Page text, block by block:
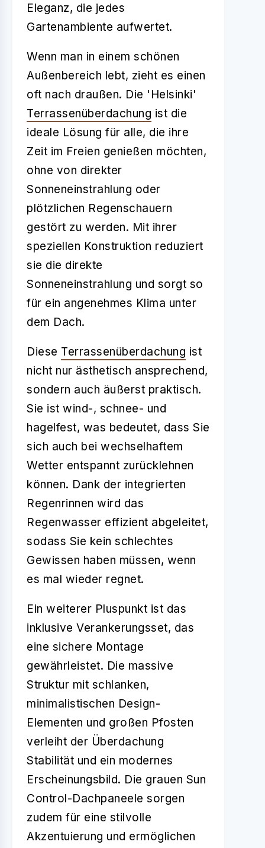
Eleganz, die jedes
Gartenambiente aufwertet.
Wenn man in einem schönen
Außenbereich lebt, zieht es einen
oft nach draußen. Die 'Helsinki'
Terrassenüberdachung ist die
ideale Lösung für alle, die ihre
Zeit im Freien genießen möchten,
ohne von direkter
Sonneneinstrahlung oder
plötzlichen Regenschauern
gestört zu werden. Mit ihrer
speziellen Konstruktion reduziert
sie die direkte
Sonneneinstrahlung und sorgt so
für ein angenehmes Klima unter
dem Dach.
Diese Terrassenüberdachung ist
nicht nur ästhetisch ansprechend,
sondern auch äußerst praktisch.
Sie ist wind-, schnee- und
hagelfest, was bedeutet, dass Sie
sich auch bei wechselhaftem
Wetter entspannt zurücklehnen
können. Dank der integrierten
Regenrinnen wird das
Regenwasser effizient abgeleitet,
sodass Sie kein schlechtes
Gewissen haben müssen, wenn
es mal wieder regnet.
Ein weiterer Pluspunkt ist das
inklusive Verankerungsset, das
eine sichere Montage
gewährleistet. Die massive
Struktur mit schlanken,
minimalistischen Design-
Elementen und großen Pfosten
verleiht der Überdachung
Stabilität und ein modernes
Erscheinungsbild. Die grauen Sun
Control-Dachpaneele sorgen
zudem für eine stilvolle
Akzentuierung und ermöglichen